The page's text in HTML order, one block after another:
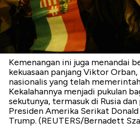
Kemenangan ini juga menandai
kekuasaan panjang Viktor
nasionalis yang telah
Kekalahannya menjadi pukulan
sekutunya, termasuk di Rusia
Presiden Amerika Serikat Donald
Trump. (REUTERS/Bernadett